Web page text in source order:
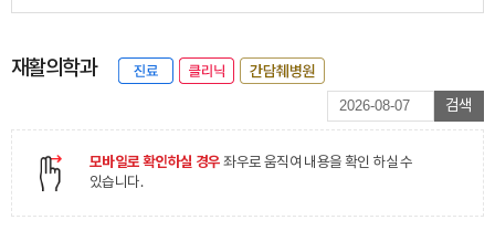
재활의학과
검색
모바일로 확인하실 경우 좌우로 움직여 내용을 확인 하실 수
있습니다.